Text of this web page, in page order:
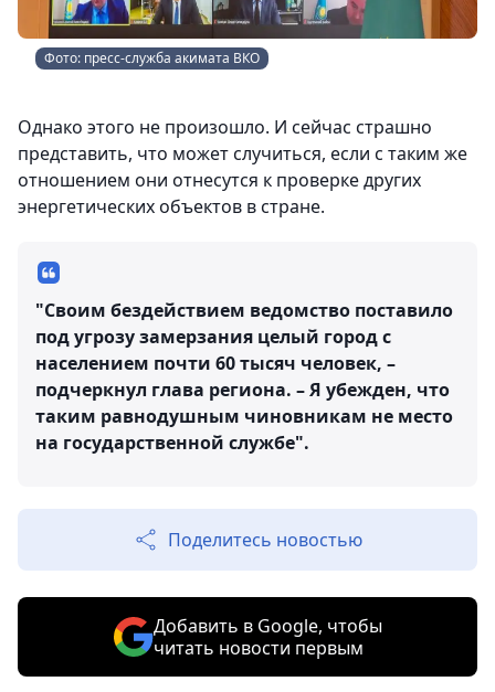
Фото: пресс-служба акимата ВКО
Однако этого не произошло. И сейчас страшно
представить, что может случиться, если с таким же
отношением они отнесутся к проверке других
энергетических объектов в стране.
"Своим бездействием ведомство поставило
под угрозу замерзания целый город с
населением почти 60 тысяч человек, –
подчеркнул глава региона. – Я убежден, что
таким равнодушным чиновникам не место
на государственной службе".
Поделитесь новостью
Добавить в Google, чтобы
читать новости первым